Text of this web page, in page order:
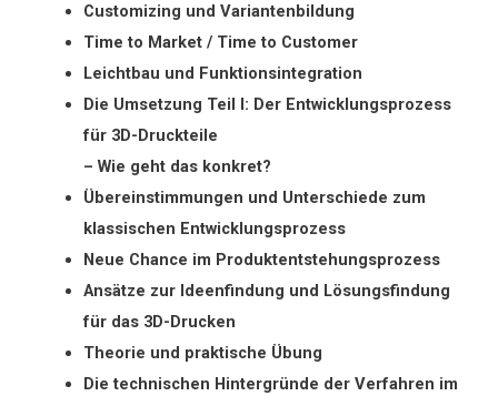
Customizing und Variantenbildung
Time to Market / Time to Customer
Leichtbau und Funktionsintegration
Die Umsetzung Teil I: Der Entwicklungsprozess
für 3D-Druckteile
– Wie geht das konkret?
Übereinstimmungen und Unterschiede zum
klassischen Entwicklungsprozess
Neue Chance im Produktentstehungsprozess
Ansätze zur Ideenfindung und Lösungsfindung
für das 3D-Drucken
Theorie und praktische Übung
Die technischen Hintergründe der Verfahren im